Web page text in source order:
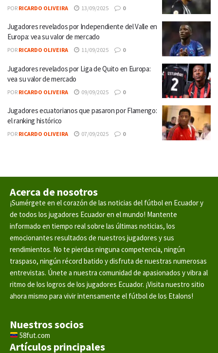
POR RICARDO OLIVEIRA 13/09/2025 0
Jugadores revelados por Independiente del Valle en
Europa: vea su valor de mercado
POR RICARDO OLIVEIRA 11/09/2025 0
Jugadores revelados por Liga de Quito en Europa:
vea su valor de mercado
POR RICARDO OLIVEIRA 09/09/2025 0
Jugadores ecuatorianos que pasaron por Flamengo:
el ranking histórico
POR RICARDO OLIVEIRA 07/09/2025 0
Acerca de nosotros
¡Sumérgete en el corazón de las noticias del fútbol en Ecuador y
de todos los jugadores Ecuador en el mundo! Mantente
informado en tiempo real sobre las últimas noticias, los
emocionantes resultados de nuestros jugadores y sus
rendimientos. No te pierdas ninguna competencia, ningún
traspaso, ningún récord batido y disfruta de nuestras numerosas
entrevistas. Únete a nuestra comunidad de apasionados y vibra al
ritmo de los logros de los jugadores Ecuador. ¡Visita nuestro sitio
ahora mismo para vivir intensamente el fútbol de los Etalons!
Nuestros socios
58fut.com
Artículos principales